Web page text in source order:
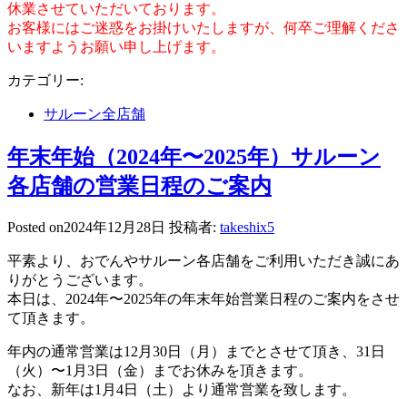
休業させていただいております。
お客様にはご迷惑をお掛けいたしますが、何卒ご理解くださ
いますようお願い申し上げます。
カテゴリー:
サルーン全店舗
年末年始（2024年〜2025年）サルーン
各店舗の営業日程のご案内
Posted on2024年12月28日 投稿者: takeshix5
平素より、おでんやサルーン各店舗をご利用いただき誠にあ
りがとうございます。
本日は、2024年〜2025年の年末年始営業日程のご案内をさせ
て頂きます。
年内の通常営業は12月30日（月）までとさせて頂き、31日
（火）〜1月3日（金）までお休みを頂きます。
なお、新年は1月4日（土）より通常営業を致します。